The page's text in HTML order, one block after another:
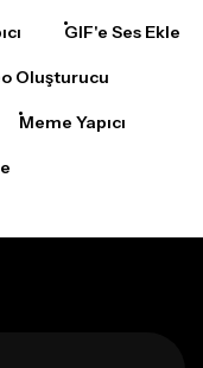
GIF'e Ses Ekle
Oluşturucu
Meme Yapıcı